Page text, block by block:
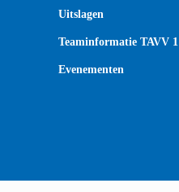
Uitslagen
Teaminformatie TAVV 1
Evenementen